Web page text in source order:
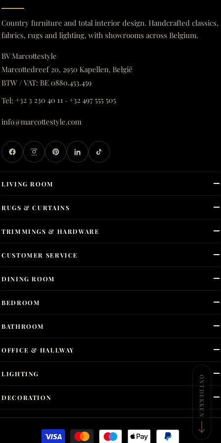
Country furniture and total interior design. Handcrafted classics,
fabrics, rugs and lighting, with showrooms across Belgium.
BV Marcottestyle
Marcottedreef 20, 2950 Kapellen, België
BTW / VAT: BE 0880.453.459
Tel: +32 3 230 40 11 · +32 497 555 505
info@marcottestyle.com
LIVING ROOM
DINING ROOM
BEDROOM
BATHROOM
OFFICE & HALLWAY
LIGHTING
DECORATION
RUGS & CURTAINS
TRIMMINGS & HARDWARE
CUSTOMER SERVICE
ONTDEKKEN